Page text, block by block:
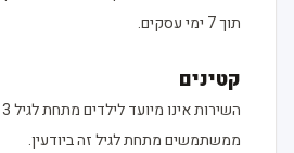
תוך 7 ימי עסקים.
קטינים
ממשתמשים מתחת לגיל זה ביודעין.